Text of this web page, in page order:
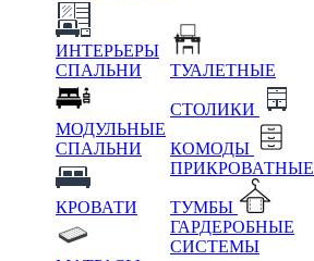
ИНТЕРЬЕРЫ
СПАЛЬНИ
МОДУЛЬНЫЕ
СПАЛЬНИ
КРОВАТИ
ТУАЛЕТНЫЕ
СТОЛИКИ
КОМОДЫ
ПРИКРОВАТНЫЕ
ТУМБЫ
ГАРДЕРОБНЫЕ
СИСТЕМЫ